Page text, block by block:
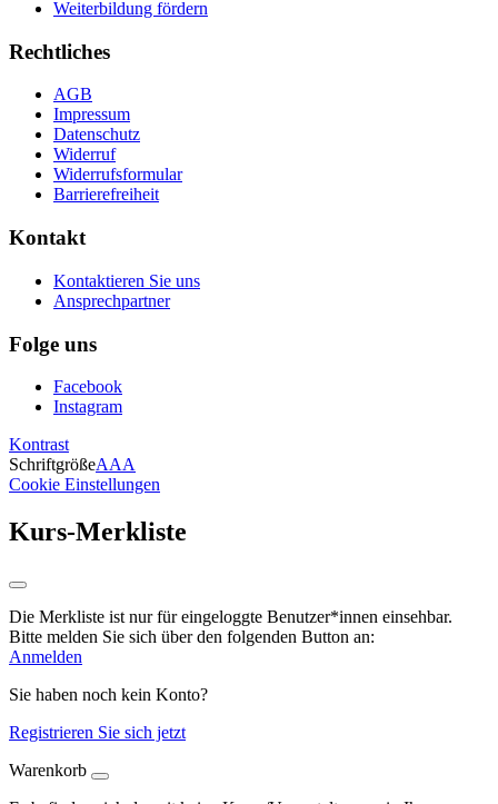
Weiterbildung fördern
Rechtliches
AGB
Impressum
Datenschutz
Widerruf
Widerrufsformular
Barrierefreiheit
Kontakt
Kontaktieren Sie uns
Ansprechpartner
Folge uns
Facebook
Instagram
Kontrast
SchriftgrößeAAA
Cookie Einstellungen
Kurs-Merkliste
Die Merkliste ist nur für eingeloggte Benutzer*innen einsehbar.
Bitte melden Sie sich über den folgenden Button an:
Anmelden
Sie haben noch kein Konto?
Registrieren Sie sich jetzt
Warenkorb